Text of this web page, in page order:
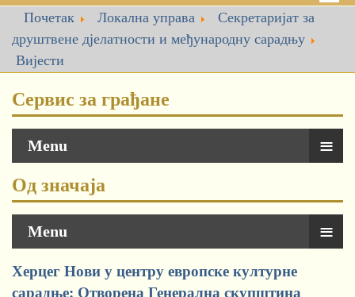
Почетак Локална управа
Секретаријат за
друштвене дјелатности и међународну сарадњу
Вијести
Сервис за грађане
Menu ≡
Од значаја
Menu ≡
Херцег Нови у центру европске културне
сарадње: Отворена Генерална скупштина